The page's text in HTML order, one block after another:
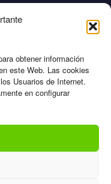
obtener información
este Web. Las cookies
Usuarios de Internet.
en configurar